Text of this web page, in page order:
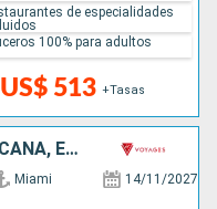
US$ 513 +Tasas
de especialidades
100% para adultos
BAHAMAS, REPÚBLICA DOMINICANA, ESTADOS UNIDOS
Miami 14/11/2027